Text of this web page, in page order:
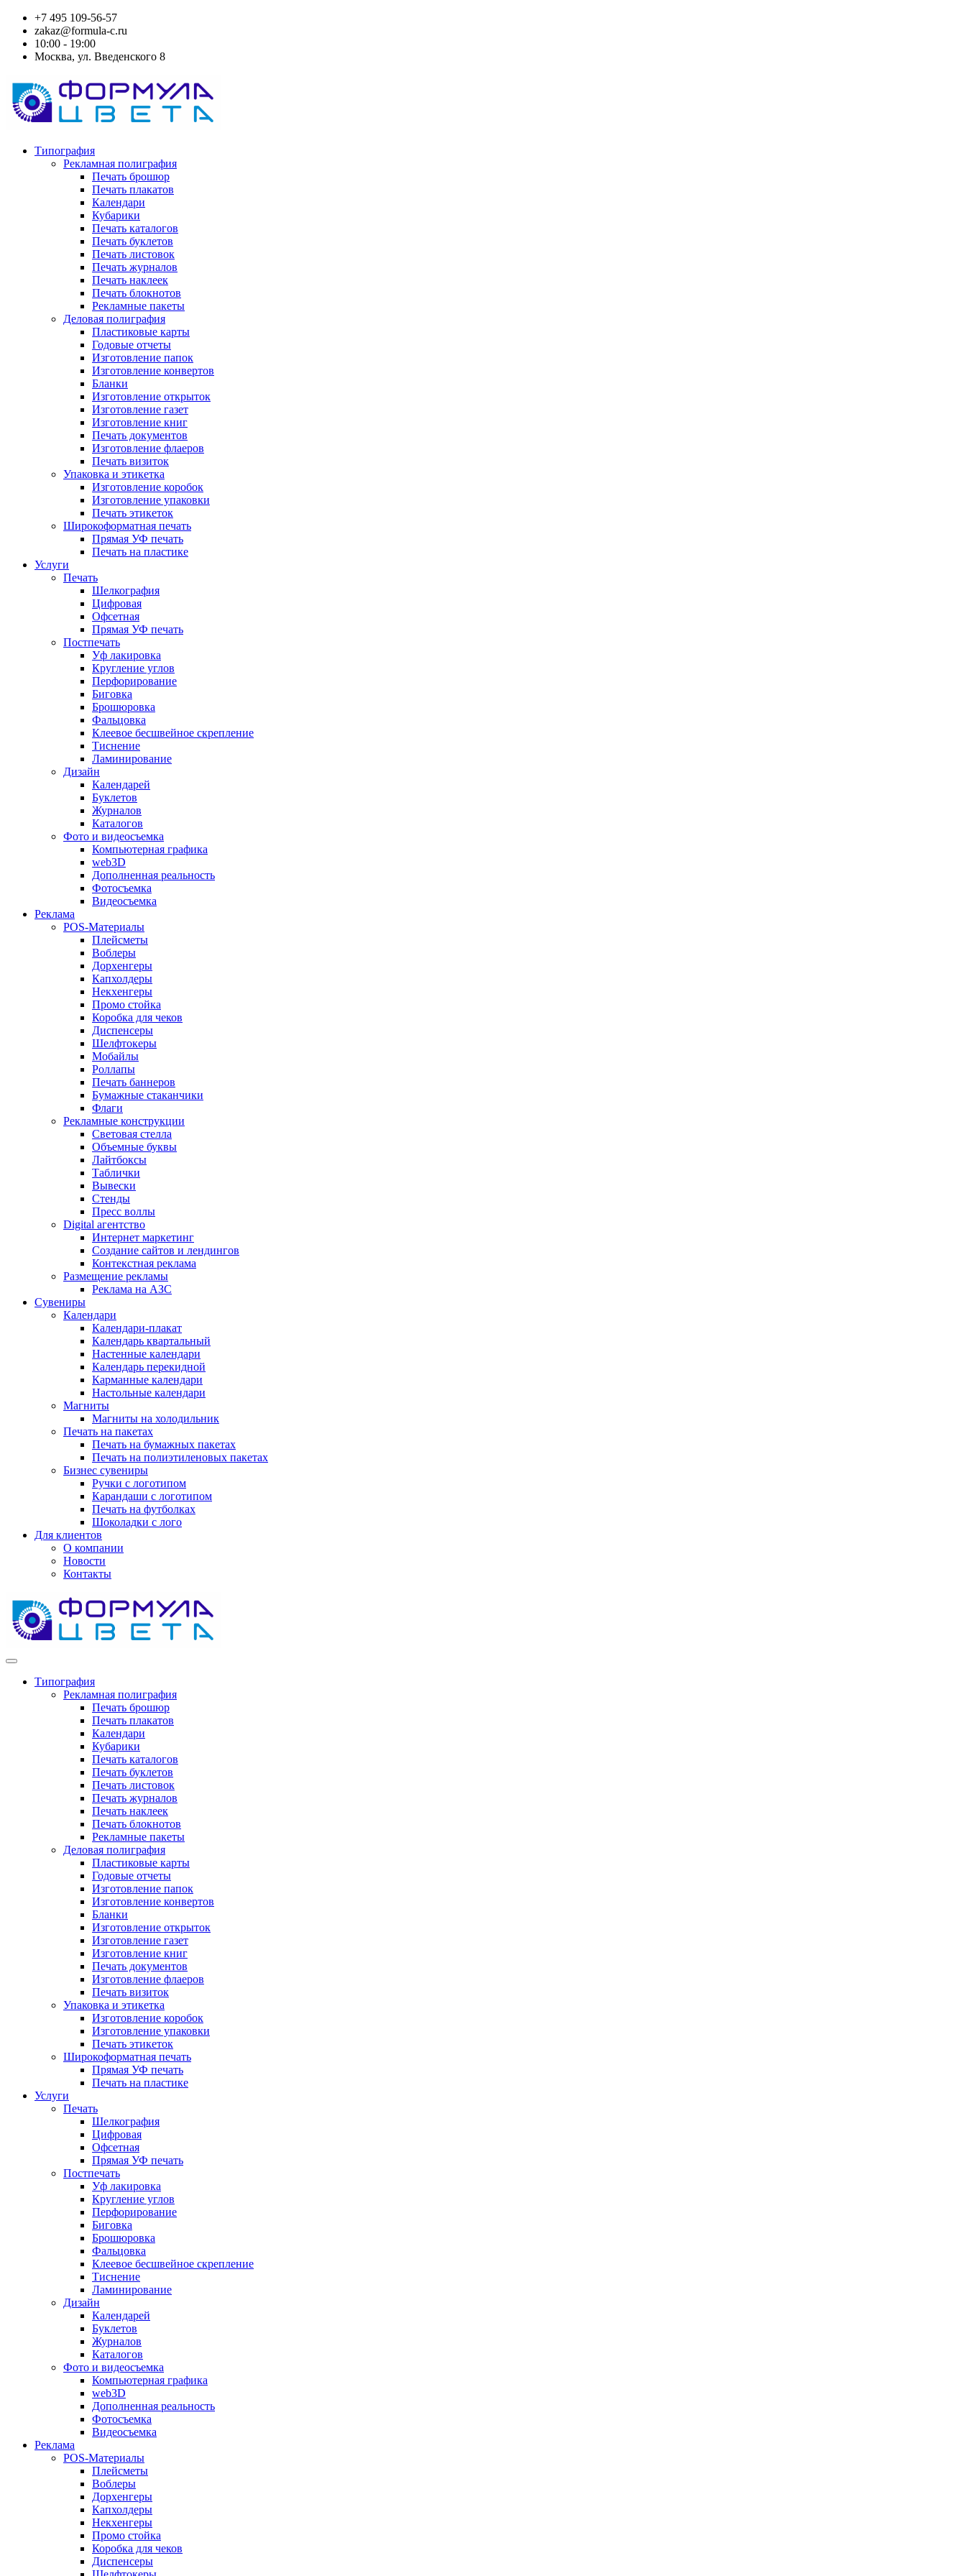
+7 495 109-56-57
zakaz@formula-c.ru
10:00 - 19:00
Москва, ул. Введенского 8
Типография
Рекламная полиграфия
Печать брошюр
Печать плакатов
Календари
Кубарики
Печать каталогов
Печать буклетов
Печать листовок
Печать журналов
Печать наклеек
Печать блокнотов
Рекламные пакеты
Деловая полиграфия
Пластиковые карты
Годовые отчеты
Изготовление папок
Изготовление конвертов
Бланки
Изготовление открыток
Изготовление газет
Изготовление книг
Печать документов
Изготовление флаеров
Печать визиток
Упаковка и этикетка
Изготовление коробок
Изготовление упаковки
Печать этикеток
Широкоформатная печать
Прямая УФ печать
Печать на пластике
Услуги
Печать
Шелкография
Цифровая
Офсетная
Прямая УФ печать
Постпечать
Уф лакировка
Кругление углов
Перфорирование
Биговка
Брошюровка
Фальцовка
Клеевое бесшвейное скрепление
Тиснение
Ламинирование
Дизайн
Календарей
Буклетов
Журналов
Каталогов
Фото и видеосъемка
Компьютерная графика
web3D
Дополненная реальность
Фотосъемка
Видеосъемка
Реклама
POS-Материалы
Плейсметы
Воблеры
Дорхенгеры
Капхолдеры
Некхенгеры
Промо стойка
Коробка для чеков
Диспенсеры
Шелфтокеры
Мобайлы
Роллапы
Печать баннеров
Бумажные стаканчики
Флаги
Рекламные конструкции
Световая стелла
Объемные буквы
Лайтбоксы
Таблички
Вывески
Стенды
Пресс воллы
Digital агентство
Интернет маркетинг
Создание сайтов и лендингов
Контекстная реклама
Размещение рекламы
Реклама на АЗС
Сувениры
Календари
Календари-плакат
Календарь квартальный
Настенные календари
Календарь перекидной
Карманные календари
Настольные календари
Магниты
Магниты на холодильник
Печать на пакетах
Печать на бумажных пакетах
Печать на полиэтиленовых пакетах
Бизнес сувениры
Ручки с логотипом
Карандаши с логотипом
Печать на футболках
Шоколадки с лого
Для клиентов
О компании
Новости
Контакты
Типография
Рекламная полиграфия
Печать брошюр
Печать плакатов
Календари
Кубарики
Печать каталогов
Печать буклетов
Печать листовок
Печать журналов
Печать наклеек
Печать блокнотов
Рекламные пакеты
Деловая полиграфия
Пластиковые карты
Годовые отчеты
Изготовление папок
Изготовление конвертов
Бланки
Изготовление открыток
Изготовление газет
Изготовление книг
Печать документов
Изготовление флаеров
Печать визиток
Упаковка и этикетка
Изготовление коробок
Изготовление упаковки
Печать этикеток
Широкоформатная печать
Прямая УФ печать
Печать на пластике
Услуги
Печать
Шелкография
Цифровая
Офсетная
Прямая УФ печать
Постпечать
Уф лакировка
Кругление углов
Перфорирование
Биговка
Брошюровка
Фальцовка
Клеевое бесшвейное скрепление
Тиснение
Ламинирование
Дизайн
Календарей
Буклетов
Журналов
Каталогов
Фото и видеосъемка
Компьютерная графика
web3D
Дополненная реальность
Фотосъемка
Видеосъемка
Реклама
POS-Материалы
Плейсметы
Воблеры
Дорхенгеры
Капхолдеры
Некхенгеры
Промо стойка
Коробка для чеков
Диспенсеры